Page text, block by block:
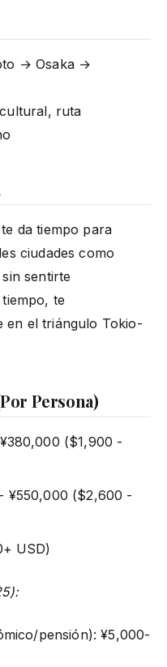
→ Osaka →
ruta
da tiempo para
ciudades como
sentirte
te
en el triángulo Tokio-
Persona)
($1,900 -
¥550,000 ($2,600 -
USD)
pensión): ¥5,000-